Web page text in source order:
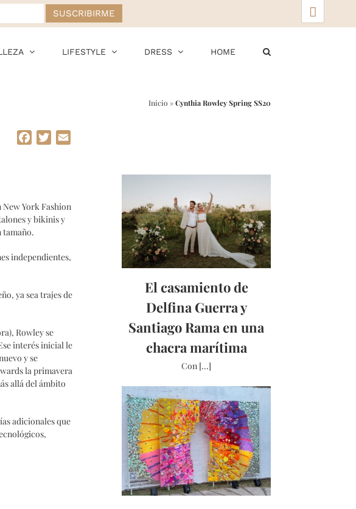
LIFESTYLE DRESS HOME
Inicio »Cynthia Rowley Spring SS20
Facebook
Twitter
York Fashion
y bikinis y
tamaño.
independientes,
ya sea trajes de
Rowley se
interés inicial le
y se
la primavera
allá del ámbito
adicionales que
El casamiento de
Delfina Guerra y
Santiago Rama en una
chacra marítima
Con [...]